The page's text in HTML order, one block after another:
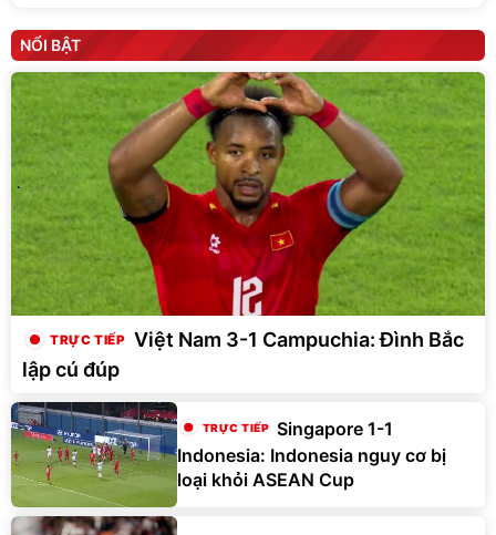
NỔI BẬT
Việt Nam 3-1 Campuchia: Đình Bắc
lập cú đúp
Singapore 1-1
Indonesia: Indonesia nguy cơ bị
loại khỏi ASEAN Cup